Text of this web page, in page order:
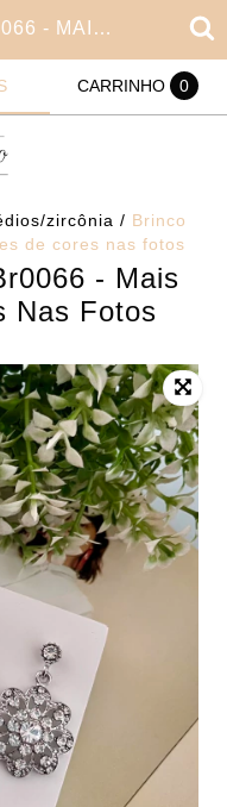
BRINCO BANHADO - BR0066 - MAIS OPÇÕES DE CORES NAS FOTOS
CARRINHO 0
zircônia / Brinco
de cores nas fotos
- Mais
Nas Fotos